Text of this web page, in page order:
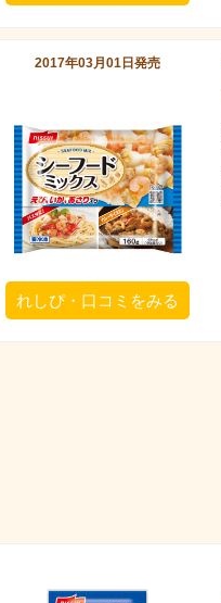
2017年03月01日発売
れしぴ・口コミをみる